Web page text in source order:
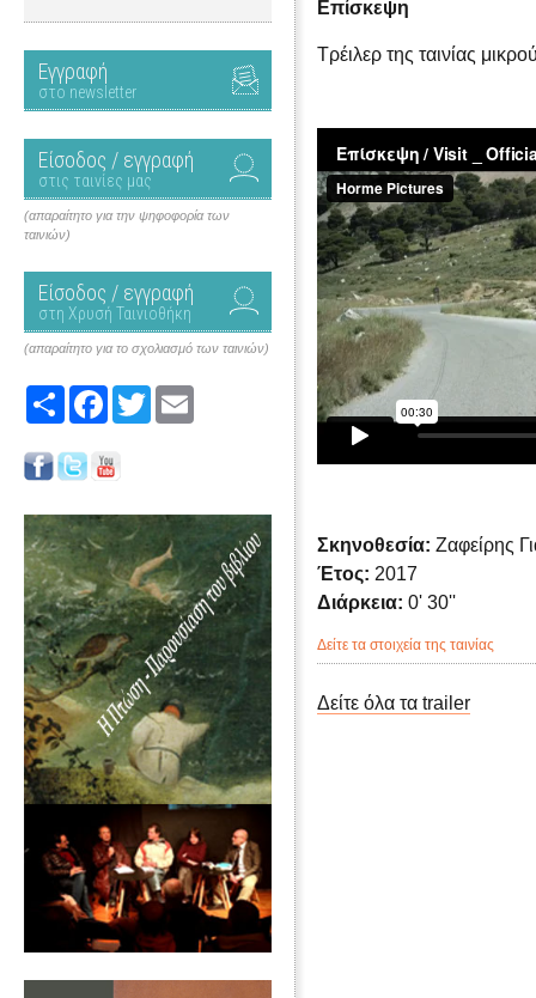
Εγγραφή
στο newsletter
Είσοδος / εγγραφή
στις ταινίες μας
(απαραίτητο για την ψηφοφορία των
ταινιών)
Είσοδος / εγγραφή
στη Χρυσή Ταινιοθήκη
(απαραίτητο για το σχολιασμό των ταινιών)
Share FacebookTwitter
Επίσκεψη
Τρέιλερ της ταινίας
Σκηνοθεσία: Ζαφείρης
Έτος: 2017
Διάρκεια: 0' 30''
Δείτε τα στοιχεία της ταινίας
Δείτε όλα τα trailer